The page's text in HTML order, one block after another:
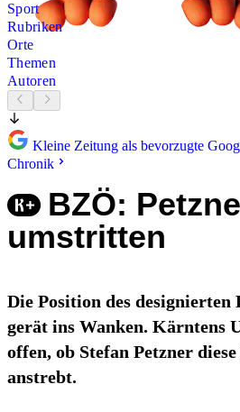
Sport
Rubriken
Orte
Themen
Autoren
Kleine Zeitung als bevorzugte
Chronik
BZÖ:
umstritten
Die Position des designierten
gerät ins Wanken. Kärntens
offen, ob Stefan Petzner
anstrebt.